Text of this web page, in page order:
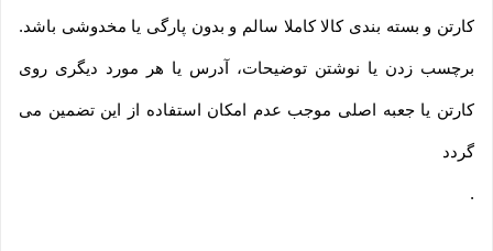
کارتن و بسته بندی کالا کاملا سالم و بدون پارگی یا مخدوشی باشد.
برچسب زدن یا نوشتن توضیحات، آدرس یا هر مورد دیگری روی
کارتن یا جعبه اصلی موجب عدم امکان استفاده از این تضمین می
گردد
.